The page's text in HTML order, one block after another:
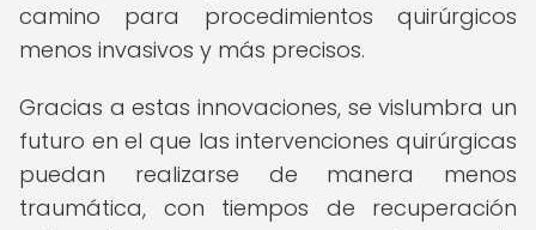
camino para procedimientos quirúrgicos
menos invasivos y más precisos.
Gracias a estas innovaciones, se vislumbra un
futuro en el que las intervenciones quirúrgicas
puedan realizarse de manera menos
traumática, con tiempos de recuperación